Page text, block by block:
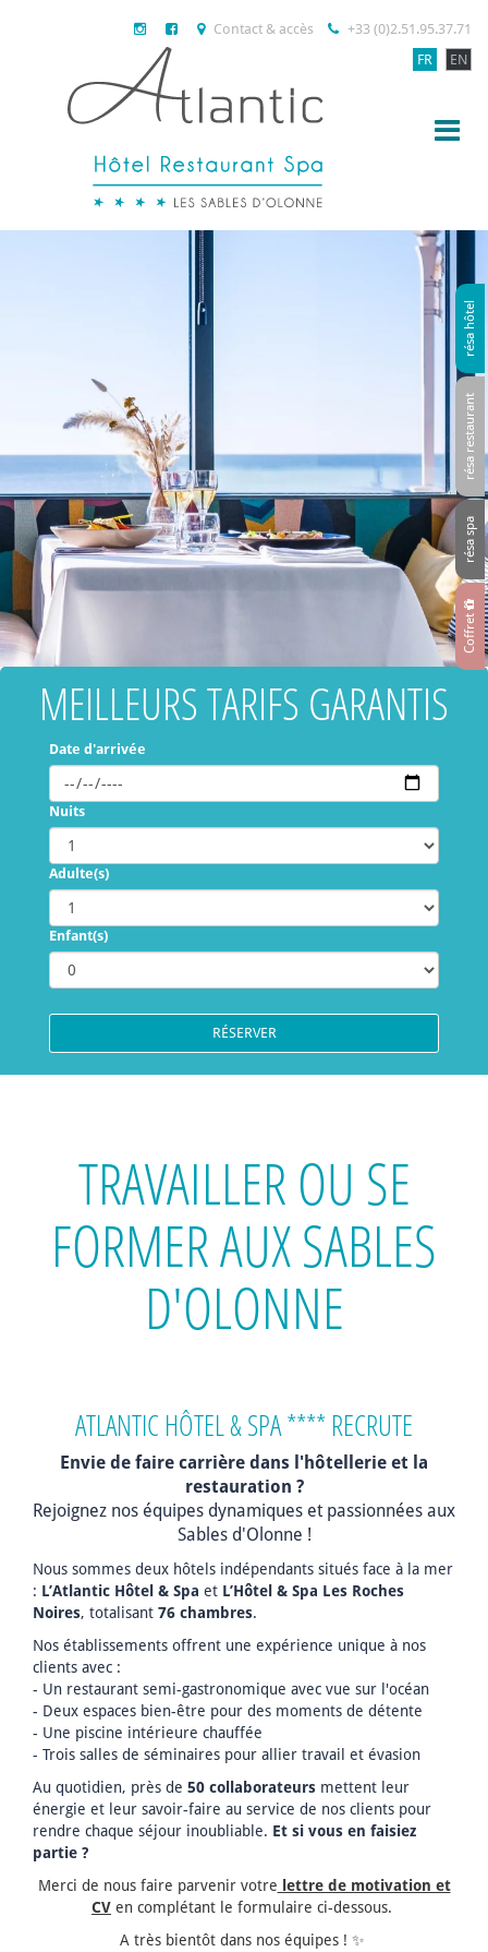
Coffret
résa spa
résa restaurant
résa hôtel
Contact & accès
+33 (0)2.51.95.37.71
FR
EN
MEILLEURS TARIFS GARANTIS
Date d'arrivée
Nuits
Adulte(s)
Enfant(s)
TRAVAILLER OU SE
FORMER AUX SABLES
D'OLONNE
ATLANTIC HÔTEL & SPA **** RECRUTE
Envie de faire carrière dans l'hôtellerie et la
restauration ?
Rejoignez nos équipes dynamiques et passionnées aux
Sables d'Olonne !
Nous sommes deux hôtels indépendants situés face à la mer
: L’Atlantic Hôtel & Spa et L’Hôtel & Spa Les Roches
Noires, totalisant 76 chambres.
Nos établissements offrent une expérience unique à nos
clients avec :
- Un restaurant semi-gastronomique avec vue sur l'océan
- Deux espaces bien-être pour des moments de détente
- Une piscine intérieure chauffée
- Trois salles de séminaires pour allier travail et évasion
Au quotidien, près de 50 collaborateurs mettent leur
énergie et leur savoir-faire au service de nos clients pour
rendre chaque séjour inoubliable. Et si vous en faisiez
partie ?
Merci de nous faire parvenir votre lettre de motivation et
CV en complétant le formulaire ci-dessous.
A très bientôt dans nos équipes ! ✨